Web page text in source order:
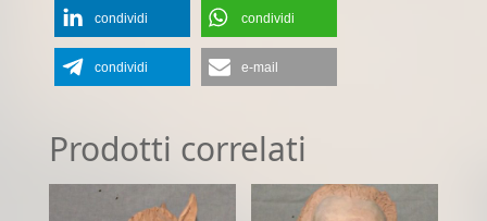
condividi condividi
condividi e-mail
Prodotti correlati